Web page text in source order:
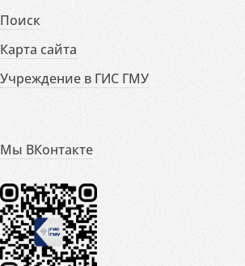
Поиск
Карта сайта
Учреждение в ГИС ГМУ
Мы ВКонтакте